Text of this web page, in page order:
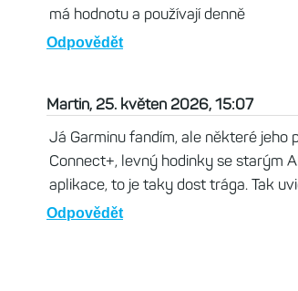
má hodnotu a používají denně
Odpovědět
Martin, 25. květen 2026, 15:07
Já Garminu fandím, ale některé jeho
Connect+, levný hodinky se starým
aplikace, to je taky dost trága. Tak
Odpovědět